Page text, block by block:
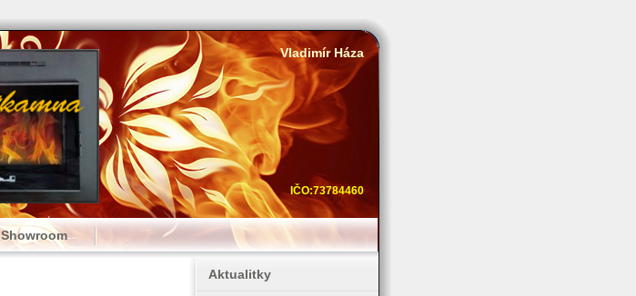
Vladimír Háza
IČO:73784460
Showroom
Aktualitky